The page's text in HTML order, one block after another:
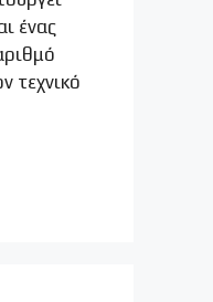
ένας
τεχνικό